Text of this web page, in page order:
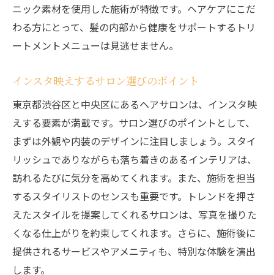
ヘアサロン選びで自分らしいスタイルを手に入
れる
自分に合ったサロンの見つけ方
スタイルカタログを活用したサロン選び
性
理想のスタイルを実現するためのポイント
個性を引き出すスタイル提案の秘訣
満足度の高いサロン選びのコツ
ライフスタイルに寄り添う渋谷区のヘアサロン
の魅力
忙しい日常にもぴったりのサロン選び
渋谷区で見つけるリラックス空間
ニック素材を使用した施術が特徴です。ヘアケアにこだ
わる方にとって、髪の内部から健康をサポートするトリ
ートメントメニューは見逃せません。
インスタ映えするサロン選びのポイント
東京都渋谷区と中央区にあるヘアサロンは、インスタ映
えする要素が満載です。サロン選びのポイントとして、
まずは外観や内装のデザインに注目しましょう。スタイ
リッシュでありながらも落ち着きのあるインテリアは、
訪れるたびに気分を高めてくれます。また、施術を担当
するスタイリストのセンスも重要です。トレンドを押さ
えたスタイルを提案してくれるサロンは、写真を撮りた
くなる仕上がりを約束してくれます。さらに、施術後に
提供されるサービスやアメニティも、特別な体験を演出
します。